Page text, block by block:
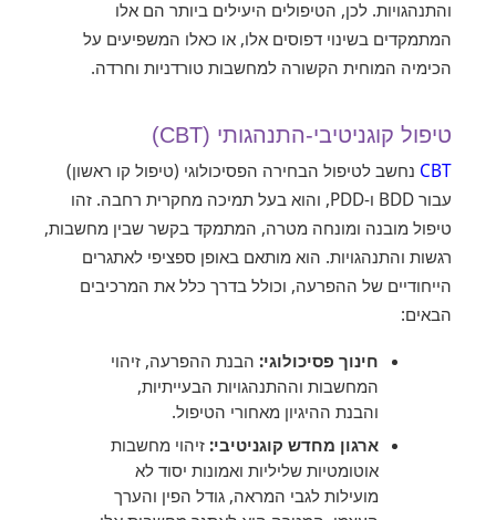
והתנהגויות. לכן, הטיפולים היעילים ביותר הם אלו
המתמקדים בשינוי דפוסים אלו, או כאלו המשפיעים על
הכימיה המוחית הקשורה למחשבות טורדניות וחרדה.
טיפול קוגניטיבי-התנהגותי (CBT)
CBT נחשב לטיפול הבחירה הפסיכולוגי (טיפול קו ראשון)
עבור BDD ו-PDD, והוא בעל תמיכה מחקרית רחבה. זהו
טיפול מובנה ומונחה מטרה, המתמקד בקשר שבין מחשבות,
רגשות והתנהגויות. הוא מותאם באופן ספציפי לאתגרים
הייחודיים של ההפרעה, וכולל בדרך כלל את המרכיבים
הבאים:
חינוך פסיכולוגי: הבנת ההפרעה, זיהוי
המחשבות וההתנהגויות הבעייתיות,
והבנת ההיגיון מאחורי הטיפול.
ארגון מחדש קוגניטיבי: זיהוי מחשבות
אוטומטיות שליליות ואמונות יסוד לא
מועילות לגבי המראה, גודל הפין והערך